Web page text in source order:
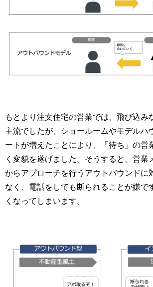
もとより注文住宅の営業では、飛び込み
主流でしたが、ショールームやモデルハ
ートが増えたことにより、「待ち」の営
く変貌を遂げました。そうすると、営業
からアプローチを行うアウトバウンドに
なく、電話をしても断られることが嫌で
くなってしまいます。